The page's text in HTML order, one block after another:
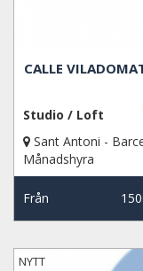
CALLE
Studio / Loft
Sant Antoni -
Månadshyra
Från
NYTT